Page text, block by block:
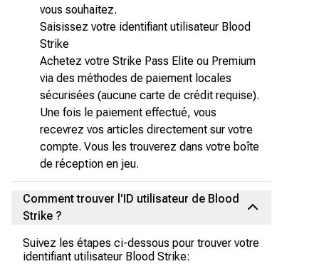
vous souhaitez.
Saisissez votre identifiant utilisateur Blood
Strike
Achetez votre Strike Pass Elite ou Premium
via des méthodes de paiement locales
sécurisées (aucune carte de crédit requise).
Une fois le paiement effectué, vous
recevrez vos articles directement sur votre
compte. Vous les trouverez dans votre boîte
de réception en jeu.
Comment trouver l'ID utilisateur de Blood
Strike ?
Suivez les étapes ci-dessous pour trouver votre
identifiant utilisateur Blood Strike: